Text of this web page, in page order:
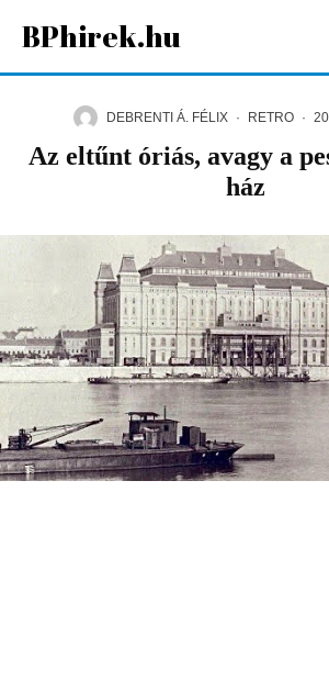
BPhirek.hu
DEBRENTI Á. FÉLIX · RETRO ·
Az eltűnt óriás, avagy a
ház